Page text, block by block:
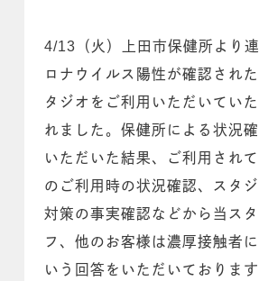
4/13（火）上田市保健所より
ロナウイルス陽性が確認され
タジオをご利用いただいてい
れました。保健所による状況
いただいた結果、ご利用され
のご利用時の状況確認、スタ
対策の事実確認などから当ス
フ、他のお客様は濃厚接触者
いう回答をいただいておりま